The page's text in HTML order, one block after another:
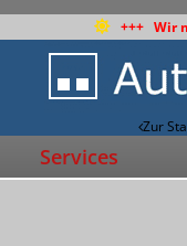
+++ Wir
Zur
Services